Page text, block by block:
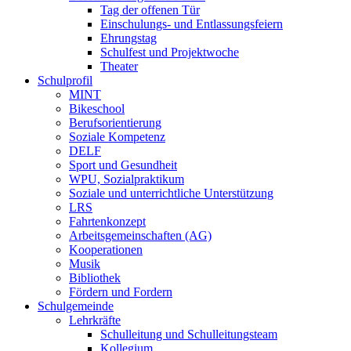
Tag der offenen Tür
Einschulungs- und Entlassungsfeiern
Ehrungstag
Schulfest und Projektwoche
Theater
Schulprofil
MINT
Bikeschool
Berufsorientierung
Soziale Kompetenz
DELF
Sport und Gesundheit
WPU, Sozialpraktikum
Soziale und unterrichtliche Unterstützung
LRS
Fahrtenkonzept
Arbeitsgemeinschaften (AG)
Kooperationen
Musik
Bibliothek
Fördern und Fordern
Schulgemeinde
Lehrkräfte
Schulleitung und Schulleitungsteam
Kollegium